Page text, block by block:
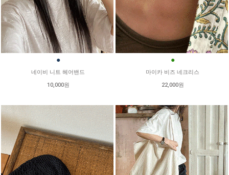
●
네이비 니트 헤어밴드
10,000원
●
마이카 비즈 네크리스
22,000원